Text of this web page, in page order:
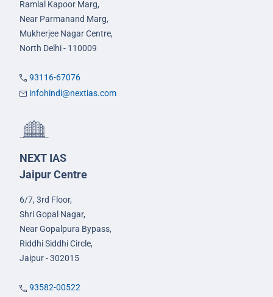
Ramlal Kapoor Marg,
Near Parmanand Marg,
Mukherjee Nagar Centre,
North Delhi - 110009
93116-67076
infohindi@nextias.com
NEXT IAS
Jaipur Centre
6/7, 3rd Floor,
Shri Gopal Nagar,
Near Gopalpura Bypass,
Riddhi Siddhi Circle,
Jaipur - 302015
93582-00522